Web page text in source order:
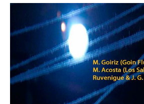
INVESTIGACIÓN
MUSICAL